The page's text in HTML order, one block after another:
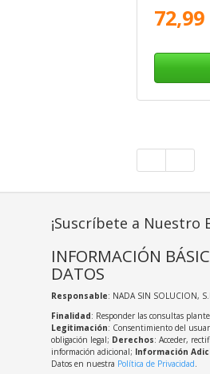
72,99
¡Suscríbete a Nuestro
INFORMACIÓN
DATOS
Responsable: NADA SIN SOLUCION,
Finalidad: Responder las consultas
Legitimación: Consentimiento del
obligación legal; Derechos: Acceder,
información adicional; Información
Datos en nuestra Política de Privacidad.